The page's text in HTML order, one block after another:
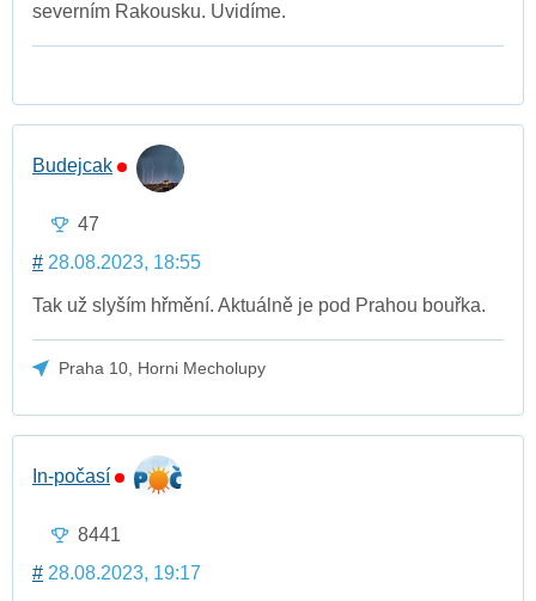
severním Rakousku. Uvidíme.
Budejcak
47
# 28.08.2023, 18:55
Tak už slyším hřmění. Aktuálně je pod Prahou bouřka.
Praha 10, Horni Mecholupy
In-počasí
8441
# 28.08.2023, 19:17